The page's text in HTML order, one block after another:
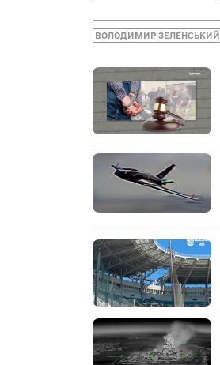
ВОЛОДИМИР ЗЕЛЕНСЬКИЙ